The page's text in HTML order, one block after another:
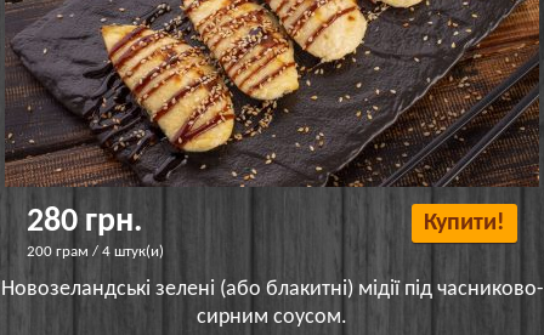
280 грн.
200 грам / 4 штук(и)
Купити!
Новозеландські зелені (або блакитні) мідії під часниково-
сирним соусом.